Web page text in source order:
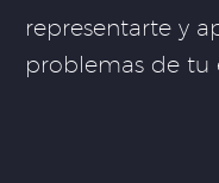
representarte y
problemas de tu